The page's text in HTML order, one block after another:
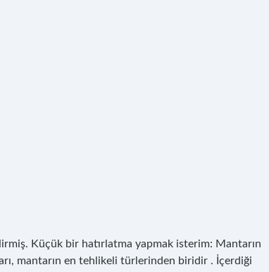
Küçük bir hatırlatma yapmak isterim: Mantarın
mantarın en tehlikeli türlerinden biridir . İçerdiği